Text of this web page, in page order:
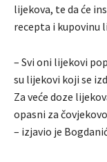
lijekova, te da će
recepta i kupovinu
– Svi oni lijekovi
su lijekovi koji se
Za veće doze
opasni za
– izjavio je